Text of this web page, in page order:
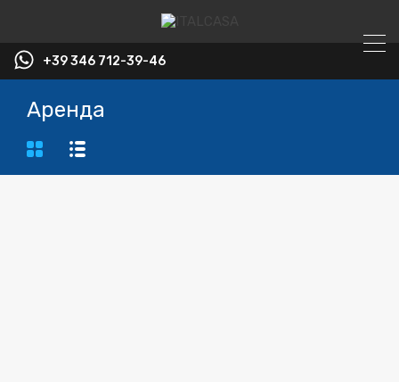
+39 346 712-39-46
Аренда